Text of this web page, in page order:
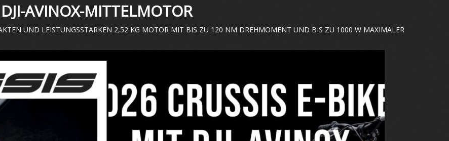
AVINOX-MITTELMOTOR
UND LEISTUNGSSTARKEN 2,52 KG MOTOR MIT BIS ZU 120 NM DREHMOMENT UND BIS ZU 1000 W MAXIMALER